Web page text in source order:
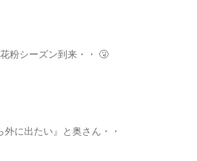
粉シーズン到来・・ 🤧
外に出たい』と奥さん・・